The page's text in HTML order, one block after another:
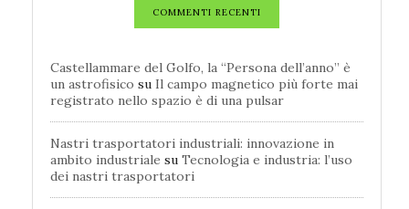
COMMENTI RECENTI
Castellammare del Golfo, la “Persona dell’anno” è
un astrofisico su Il campo magnetico più forte mai
registrato nello spazio è di una pulsar
Nastri trasportatori industriali: innovazione in
ambito industriale su Tecnologia e industria: l’uso
dei nastri trasportatori